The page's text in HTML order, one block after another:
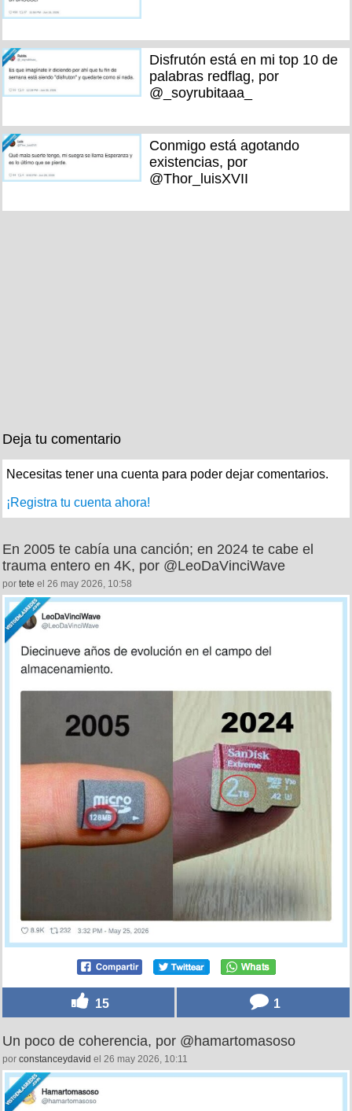
Disfrutón está en mi top 10 de
palabras redflag, por
@_soyrubitaaa_
Conmigo está agotando
existencias, por
@Thor_luisXVII
Deja tu comentario
Necesitas tener una cuenta para poder dejar comentarios.
¡Registra tu cuenta ahora!
En 2005 te cabía una canción; en 2024 te cabe el
trauma entero en 4K, por @LeoDaVinciWave
por tete el 26 may 2026, 10:58
15 1
Un poco de coherencia, por @hamartomasoso
por constanceydavid el 26 may 2026, 10:11